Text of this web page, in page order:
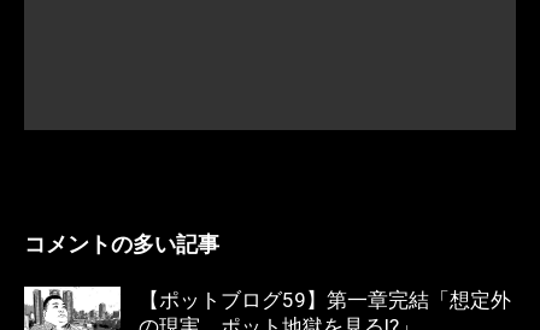
コメントの多い記事
【ポットブログ59】第一章完結「想定外